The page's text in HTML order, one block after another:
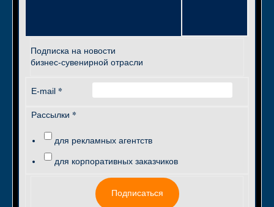
Подписка на новости
бизнес-сувенирной отрасли
E-mail *
Рассылки *
для рекламных агентств
для корпоративных заказчиков
Подписаться